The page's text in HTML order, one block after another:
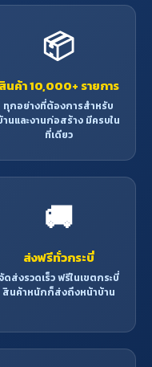
📦
นค้า 10,000+ รายการ
ทุกอย่างที่ต้องการสำหรับ
านและงานก่อสร้าง มีครบใน
ที่เดียว
🚚
ส่งฟรีทั่วกระบี่
จัดส่งรวดเร็ว ฟรีในเขตกระบี่
สินค้าหนักก็ส่งถึงหน้าบ้าน